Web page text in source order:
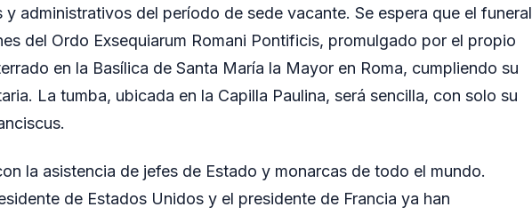
administrativos del período de sede vacante. Se espera que el funeral
del Ordo Exsequiarum Romani Pontificis, promulgado por el propio
en la Basílica de Santa María la Mayor en Roma, cumpliendo su
La tumba, ubicada en la Capilla Paulina, será sencilla, con solo su
la asistencia de jefes de Estado y monarcas de todo el mundo.
de Estados Unidos y el presidente de Francia ya han